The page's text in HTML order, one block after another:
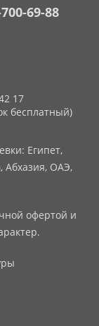
69-88
17
бесплатный)
Египет,
Абхазия, ОАЭ,
офертой и